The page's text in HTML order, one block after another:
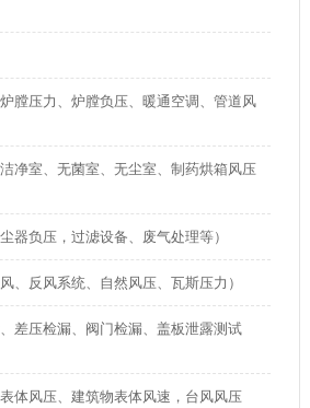
膛压力、炉膛负压、暖通空调、管道风
净室、无菌室、无尘室、制药烘箱风压
器负压，过滤设备、废气处理等）
、反风系统、自然风压、瓦斯压力）
差压检漏、阀门检漏、盖板泄露测试
体风压、建筑物表体风速，台风风压